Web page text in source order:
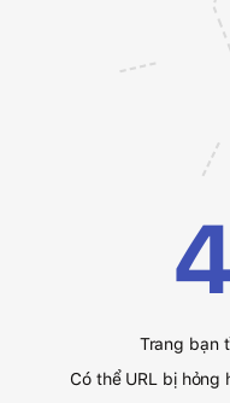
Trang bạn
Có thể URL bị hỏng